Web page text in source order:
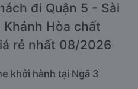
đi Quận 5 - Sài
Hòa chất
rẻ nhất 08/2026
khởi hành tại Ngã 3